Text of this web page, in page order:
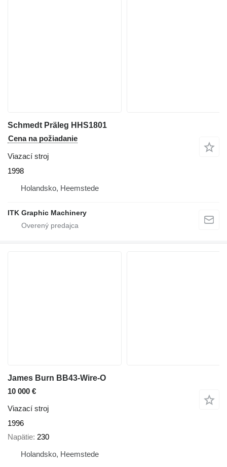
Schmedt Präleg HHS1801
Cena na požiadanie
Viazací stroj
1998
Holandsko, Heemstede
ITK Graphic Machinery
James Burn BB43-Wire-O
10 000 €
Viazací stroj
1996
Napätie 230
Holandsko, Heemstede